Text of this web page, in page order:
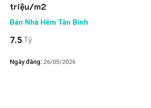
triệu/m2
Bán Nhà Hẻm Tân Bình
7.5 Tỷ
Ngày đăng: 26/05/2026